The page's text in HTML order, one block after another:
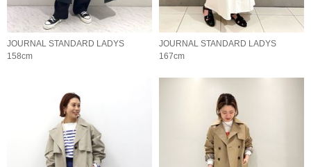
JOURNAL STANDARD LADYS
158cm
JOURNAL STANDARD LADYS
167cm